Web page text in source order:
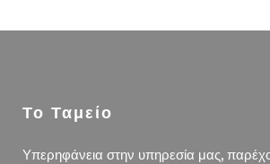
Το Ταμείο
Υπερηφάνεια στην υπηρεσία μας,